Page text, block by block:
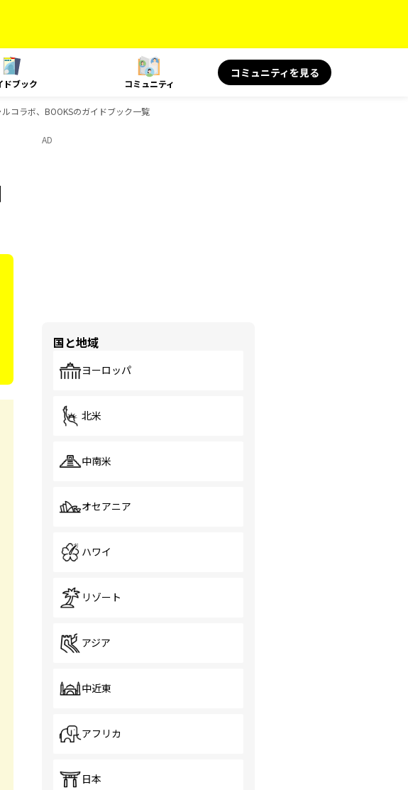
ドブック コミュニティ
コミュニティを見る
コラボ、BOOKSのガイドブック一覧
AD
国と地域
ヨーロッパ
北米
中南米
オセアニア
ハワイ
リゾート
アジア
中近東
アフリカ
日本